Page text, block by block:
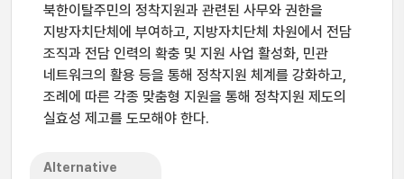
북한이탈주민의 정착지원과 관련된 사무와 권한을
지방자치단체에 부여하고, 지방자치단체 차원에서 전담
조직과 전담 인력의 확충 및 지원 사업 활성화, 민관
네트워크의 활용 등을 통해 정착지원 체계를 강화하고,
조례에 따른 각종 맞춤형 지원을 통해 정착지원 제도의
실효성 제고를 도모해야 한다.
Alternative